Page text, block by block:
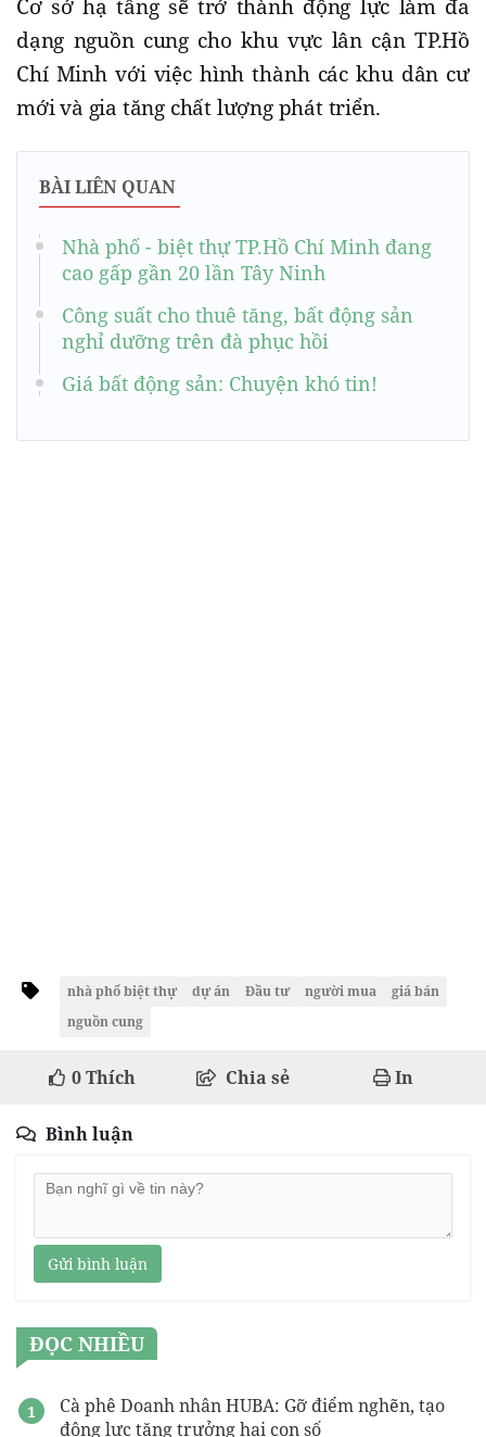
Cơ sở hạ tầng sẽ trở thành động lực làm đa
dạng nguồn cung cho khu vực lân cận TP.Hồ
Chí Minh với việc hình thành các khu dân cư
mới và gia tăng chất lượng phát triển.
BÀI LIÊN QUAN
Nhà phố - biệt thự TP.Hồ Chí Minh đang
cao gấp gần 20 lần Tây Ninh
Công suất cho thuê tăng, bất động sản
nghỉ dưỡng trên đà phục hồi
Giá bất động sản: Chuyện khó tin!
nhà phố biệt thự dự án Đầu tư người mua
giá bán
nguồn cung
0Thích Chia sẻ In
Bình luận
Gửi bình luận
ĐỌC NHIỀU
Cà phê Doanh nhân HUBA: Gỡ điểm nghẽn, tạo
động lực tăng trưởng hai con số